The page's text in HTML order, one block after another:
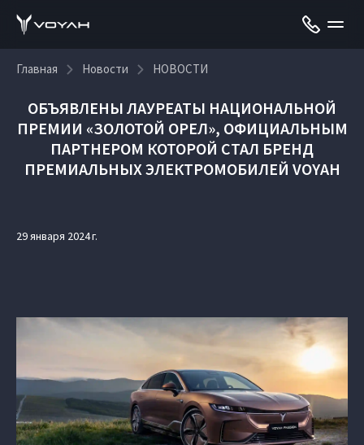
Главная Новости НОВОСТИ
ОБЪЯВЛЕНЫ ЛАУРЕАТЫ НАЦИОНАЛЬНОЙ
ПРЕМИИ «ЗОЛОТОЙ ОРЕЛ», ОФИЦИАЛЬНЫМ
ПАРТНЕРОМ КОТОРОЙ СТАЛ БРЕНД
ПРЕМИАЛЬНЫХ ЭЛЕКТРОМОБИЛЕЙ VOYAH
29 января 2024 г.